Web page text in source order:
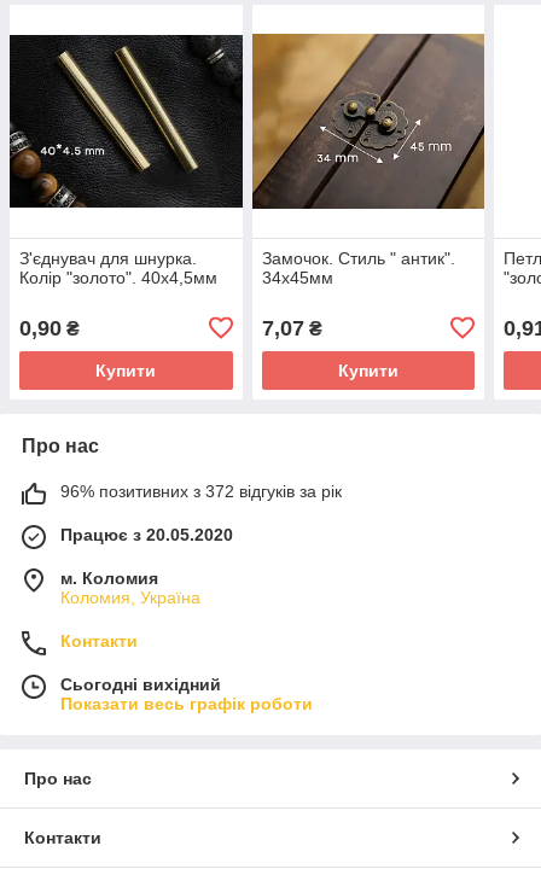
З'єднувач для шнурка.
Колір "золото". 40х4,5мм
0,90 ₴
Купити
Замочок. Стиль " антик".
34х45мм
7,07₴
Купити
Про нас
96% позитивних з 372 відгуків за рік
Працює з 20.05.2020
м. Коломия
Коломия, Україна
Контакти
Сьогодні вихідний
Показати весь графік роботи
Про нас
Контакти